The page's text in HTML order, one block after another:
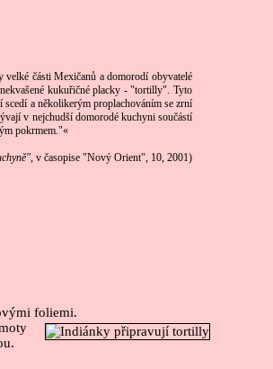
části Mexičanů a domorodí obyvatelé
kukuřičné placky - "tortilly". Tyto
a několikerým proplachováním se zrní
v nejchudší domorodé kuchyni součástí
pokrmem."«
, v časopise "Nový Orient", 10, 2001)
foliemi.